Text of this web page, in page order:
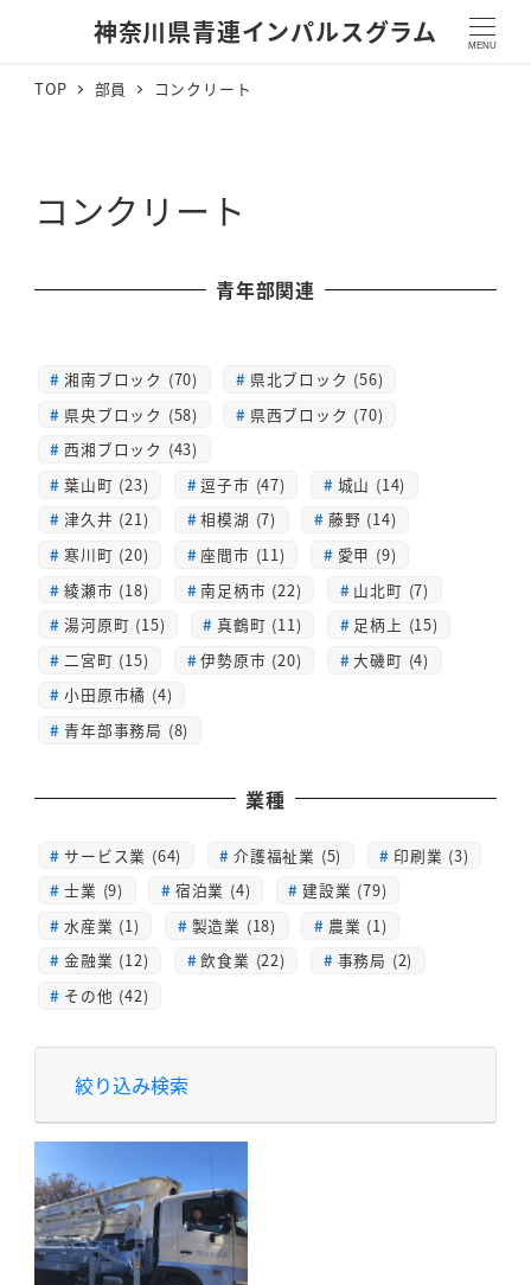
神奈川県青連インパルスグラム MENU
TOP 部員 コンクリート
コンクリート
青年部関連
湘南ブロック (70)
県北ブロック (56)
県央ブロック (58)
県西ブロック (70)
西湘ブロック (43)
葉山町 (23)
逗子市 (47)
城山 (14)
津久井 (21)
相模湖 (7)
藤野 (14)
寒川町 (20)
座間市 (11)
愛甲 (9)
綾瀬市 (18)
南足柄市 (22)
山北町 (7)
湯河原町 (15)
真鶴町 (11)
足柄上 (15)
二宮町 (15)
伊勢原市 (20)
大磯町 (4)
小田原市橘 (4)
青年部事務局 (8)
業種
サービス業 (64) 介護福祉業 (5)
印刷業 (3)
士業 (9)
宿泊業 (4)
建設業 (79)
水産業 (1)
製造業 (18)
農業 (1)
金融業 (12)
飲食業 (22)
事務局 (2)
その他 (42)
絞り込み検索